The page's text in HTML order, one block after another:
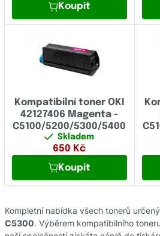
Koupit
Kompatibilní toner OKI
42127406 Magenta -
C5100/5200/5300/5400
Skladem
650 Kč
Koupit
Kompletní nabídka všech tonerů
C5300. Výběrem kompatibilního toneru